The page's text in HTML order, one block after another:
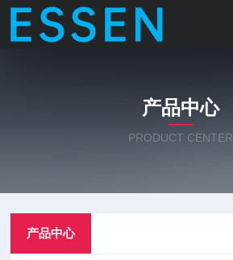
产品中心
PRODUCT CENTER
产品中心